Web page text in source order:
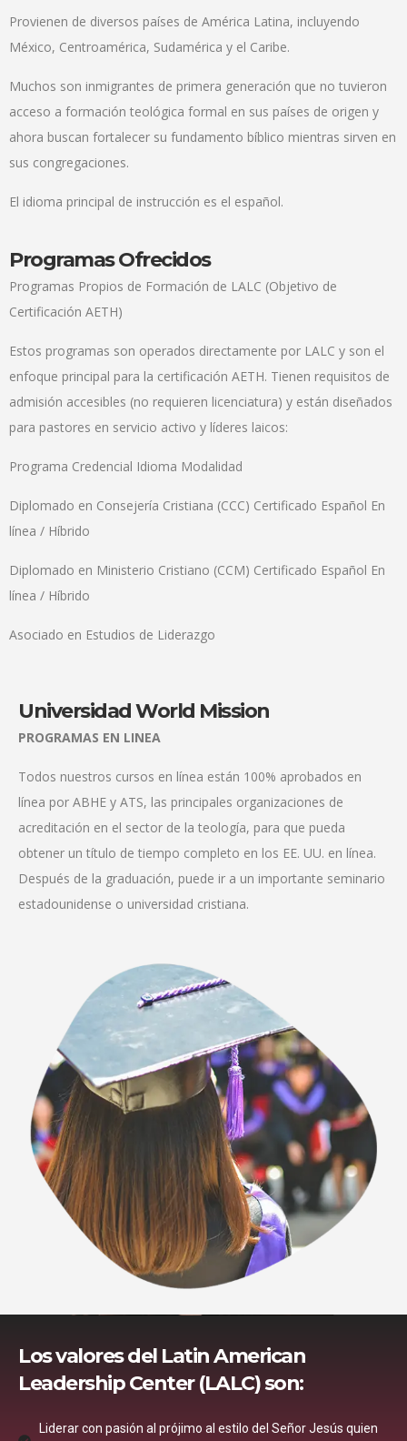
Provienen de diversos países de América Latina, incluyendo
México, Centroamérica, Sudamérica y el Caribe.
Muchos son inmigrantes de primera generación que no tuvieron
acceso a formación teológica formal en sus países de origen y
ahora buscan fortalecer su fundamento bíblico mientras sirven en
sus congregaciones.
El idioma principal de instrucción es el español.
Programas Ofrecidos
Programas Propios de Formación de LALC (Objetivo de
Certificación AETH)
Estos programas son operados directamente por LALC y son el
enfoque principal para la certificación AETH. Tienen requisitos de
admisión accesibles (no requieren licenciatura) y están diseñados
para pastores en servicio activo y líderes laicos:
Programa Credencial Idioma Modalidad
Diplomado en Consejería Cristiana (CCC) Certificado Español En
línea / Híbrido
Diplomado en Ministerio Cristiano (CCM) Certificado Español En
línea / Híbrido
Asociado en Estudios de Liderazgo
Universidad World Mission
PROGRAMAS EN LINEA
Todos nuestros cursos en línea están 100% aprobados en
línea por ABHE y ATS, las principales organizaciones de
acreditación en el sector de la teología, para que pueda
obtener un título de tiempo completo en los EE. UU. en línea.
Después de la graduación, puede ir a un importante seminario
estadounidense o universidad cristiana.
Los valores del Latin American
Leadership Center (LALC) son:
Liderar con pasión al prójimo al estilo del Señor Jesús quien